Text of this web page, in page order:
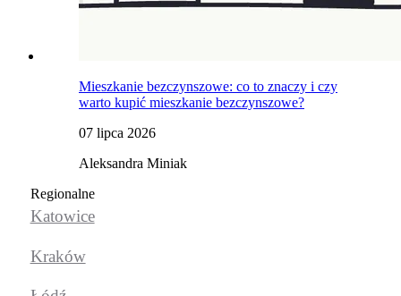
Mieszkanie bezczynszowe: co to znaczy i czy
warto kupić mieszkanie bezczynszowe?
07 lipca 2026
Aleksandra Miniak
Regionalne
Katowice
Kraków